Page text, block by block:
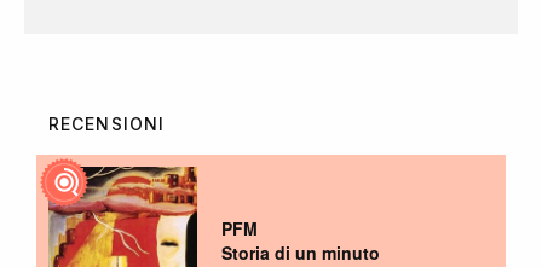
RECENSIONI
PFM
Storia di un minuto